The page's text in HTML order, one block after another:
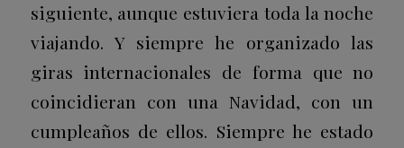
siguiente, aunque estuviera toda la noche
viajando. Y siempre he organizado las
giras internacionales de forma que no
coincidieran con una Navidad, con un
cumpleaños de ellos. Siempre he estado